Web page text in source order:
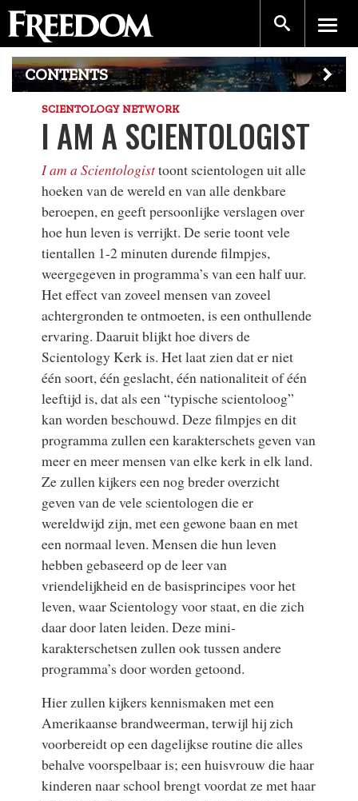
CONTENTS
SCIENTOLOGY NETWORK
I AM A SCIENTOLOGIST
I am a Scientologisttoont scientologen uit alle
hoeken van de wereld en van alle denkbare
beroepen, en geeft persoonlijke verslagen over
hoe hun leven is verrijkt. De serie toont vele
tientallen 1-2 minuten durende filmpjes,
weergegeven in programma’s van een half uur.
Het effect van zoveel mensen van zoveel
achtergronden te ontmoeten, is een onthullende
ervaring. Daaruit blijkt hoe divers de
Scientology Kerk is. Het laat zien dat er niet
één soort, één geslacht, één nationaliteit of één
leeftijd is, dat als een “typische scientoloog”
kan worden beschouwd. Deze filmpjes en dit
programma zullen een karakterschets geven van
meer en meer mensen van elke kerk in elk land.
Ze zullen kijkers een nog breder overzicht
geven van de vele scientologen die er
wereldwijd zijn, met een gewone baan en met
een normaal leven. Mensen die hun leven
hebben gebaseerd op de leer van
vriendelijkheid en de basisprincipes voor het
leven, waar Scientology voor staat, en die zich
daar door laten leiden. Deze mini-
karakterschetsen zullen ook tussen andere
programma’s door worden getoond.
Hier zullen kijkers kennismaken met een
Amerikaanse brandweerman, terwijl hij zich
voorbereidt op een dagelijkse routine die alles
behalve voorspelbaar is; een huisvrouw die haar
kinderen naar school brengt voordat ze met haar